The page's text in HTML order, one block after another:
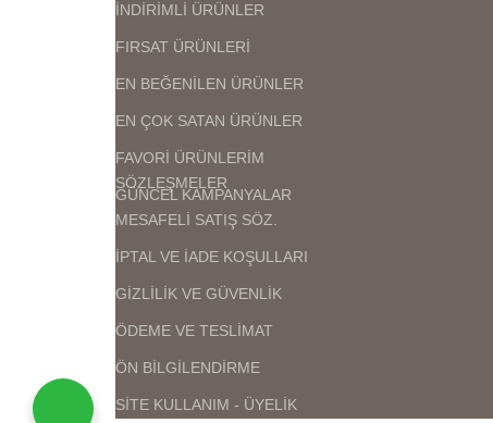
İNDİRİMLİ ÜRÜNLER
FIRSAT ÜRÜNLERİ
EN BEĞENİLEN ÜRÜNLER
EN ÇOK SATAN ÜRÜNLER
FAVORİ ÜRÜNLERİM
GÜNCEL KAMPANYALAR
SÖZLEŞMELER
MESAFELİ SATIŞ SÖZ.
İPTAL VE İADE KOŞULLARI
GİZLİLİK VE GÜVENLİK
ÖDEME VE TESLİMAT
ÖN BİLGİLENDİRME
SİTE KULLANIM - ÜYELİK